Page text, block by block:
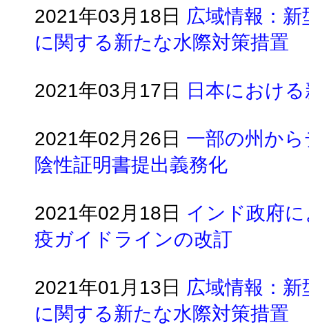
2021年03月18日 広域情報：
に関する新たな水際対策措置
2021年03月17日 日本におけ
2021年02月26日 一部の州か
陰性証明書提出義務化
2021年02月18日 インド政府
疫ガイドラインの改訂
2021年01月13日 広域情報：
に関する新たな水際対策措置